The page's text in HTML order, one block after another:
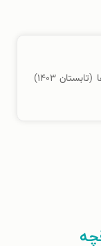
این نوشته در شمارهٔ ۳۱۳۹ مجلهٔ کیهان بچه‌ها (تابستان ۱۴۰۳)